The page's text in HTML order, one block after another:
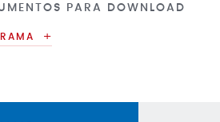
PARA DOWNLOAD